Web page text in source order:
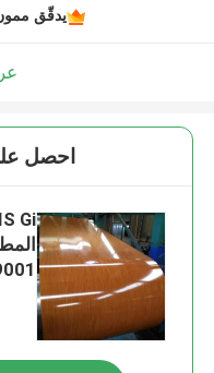
يدقّق
احصل